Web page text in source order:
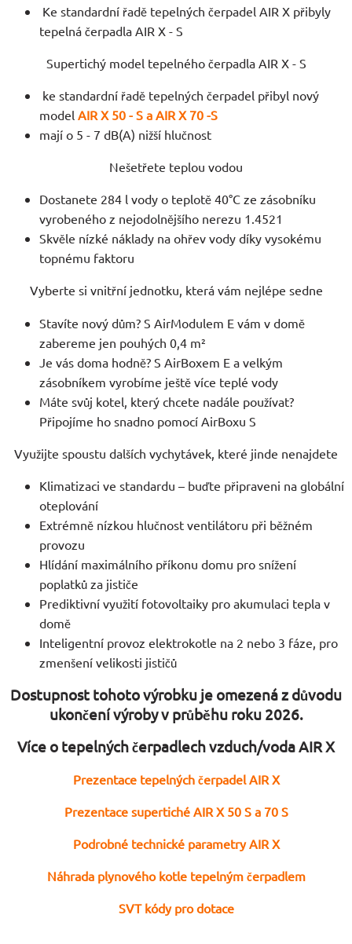
Ke standardní řadě tepelných čerpadel AIR X přibyly
tepelná čerpadla AIR X - S
Supertichý model tepelného čerpadla AIR X - S
ke standardní řadě tepelných čerpadel přibyl nový
model AIR X 50 - S a AIR X 70 -S
mají o 5 - 7 dB(A) nižší hlučnost
Nešetřete teplou vodou
Dostanete 284 l vody o teplotě 40°C ze zásobníku
vyrobeného z nejodolnějšího nerezu 1.4521
Skvěle nízké náklady na ohřev vody díky vysokému
topnému faktoru
Vyberte si vnitřní jednotku, která vám nejlépe sedne
Stavíte nový dům? S AirModulem E vám v domě
zabereme jen pouhých 0,4 m²
Je vás doma hodně? S AirBoxem E a velkým
zásobníkem vyrobíme ještě více teplé vody
Máte svůj kotel, který chcete nadále používat?
Připojíme ho snadno pomocí AirBoxu S
Využijte spoustu dalších vychytávek, které jinde nenajdete
Klimatizaci ve standardu – buďte připraveni na globální
oteplování
Extrémně nízkou hlučnost ventilátoru při běžném
provozu
Hlídání maximálního příkonu domu pro snížení
poplatků za jističe
Prediktivní využití fotovoltaiky pro akumulaci tepla v
domě
Inteligentní provoz elektrokotle na 2 nebo 3 fáze, pro
zmenšení velikosti jističů
Dostupnost tohoto výrobku je omezená z důvodu
ukončení výroby v průběhu roku 2026.
Více o tepelných čerpadlech vzduch/voda AIR X
Prezentace tepelných čerpadel AIR X
Prezentace supertiché AIR X 50 S a 70 S
Podrobné technické parametry AIR X
Náhrada plynového kotle tepelným čerpadlem
SVT kódy pro dotace